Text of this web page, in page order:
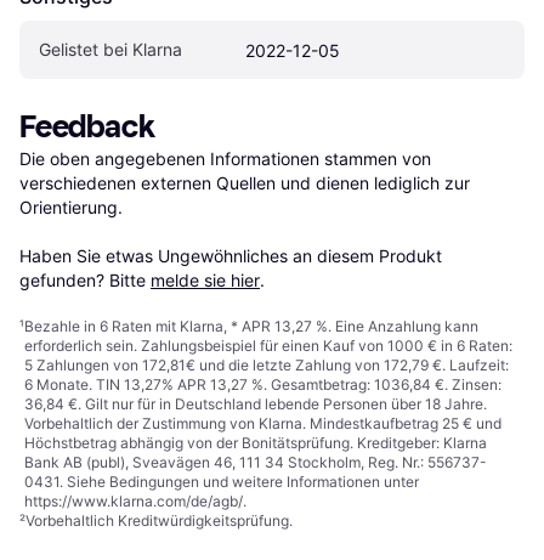
Gelistet bei Klarna 2022-12-05
Feedback
Die oben angegebenen Informationen stammen von
verschiedenen externen Quellen und dienen lediglich zur
Orientierung.
Haben Sie etwas Ungewöhnliches an diesem Produkt
gefunden? Bitte melde sie hier.
¹Bezahle in 6 Raten mit Klarna, * APR 13,27 %. Eine Anzahlung kann
erforderlich sein. Zahlungsbeispiel für einen Kauf von 1000 € in 6 Raten:
5 Zahlungen von 172,81€ und die letzte Zahlung von 172,79 €. Laufzeit:
6 Monate. TIN 13,27% APR 13,27 %. Gesamtbetrag: 1036,84 €. Zinsen:
36,84 €. Gilt nur für in Deutschland lebende Personen über 18 Jahre.
Vorbehaltlich der Zustimmung von Klarna. Mindestkaufbetrag 25 € und
Höchstbetrag abhängig von der Bonitätsprüfung. Kreditgeber: Klarna
Bank AB (publ), Sveavägen 46, 111 34 Stockholm, Reg. Nr.: 556737-
0431. Siehe Bedingungen und weitere Informationen unter
https://www.klarna.com/de/agb/.
²Vorbehaltlich Kreditwürdigkeitsprüfung.